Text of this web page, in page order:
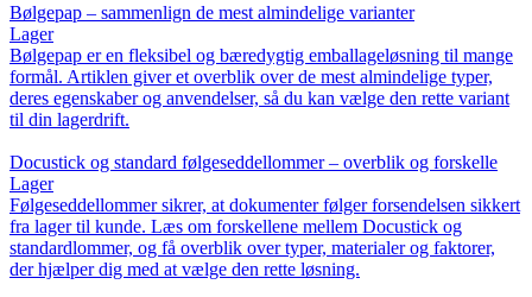
Bølgepap – sammenlign de mest almindelige varianter
Lager
Bølgepap er en fleksibel og bæredygtig emballageløsning til mange
formål. Artiklen giver et overblik over de mest almindelige typer,
deres egenskaber og anvendelser, så du kan vælge den rette variant
til din lagerdrift.
Docustick og standard følgeseddellommer – overblik og forskelle
Lager
Følgeseddellommer sikrer, at dokumenter følger forsendelsen sikkert
fra lager til kunde. Læs om forskellene mellem Docustick og
standardlommer, og få overblik over typer, materialer og faktorer,
der hjælper dig med at vælge den rette løsning.